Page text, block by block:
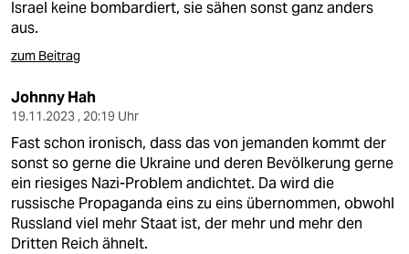
Israel keine bombardiert, sie sähen sonst ganz anders
aus.
zum Beitrag
Johnny Hah
19.11.2023 , 20:19 Uhr
Fast schon ironisch, dass das von jemanden kommt der
sonst so gerne die Ukraine und deren Bevölkerung gerne
ein riesiges Nazi-Problem andichtet. Da wird die
russische Propaganda eins zu eins übernommen, obwohl
Russland viel mehr Staat ist, der mehr und mehr den
Dritten Reich ähnelt.